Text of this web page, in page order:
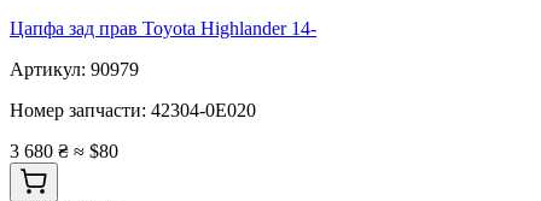
Цапфа зад прав Toyota Highlander 14-
Артикул: 90979
Номер запчасти: 42304-0E020
3 680 ₴ ≈ $80